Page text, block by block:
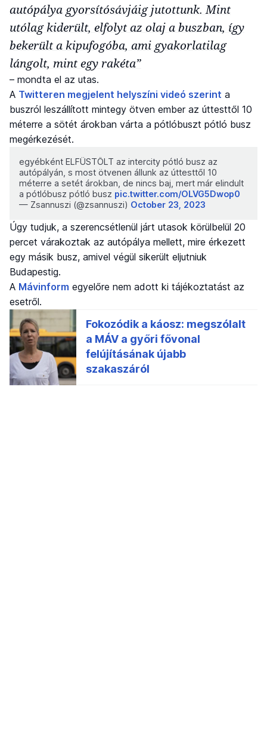
autópálya gyorsítósávjáig jutottunk. Mint
utólag kiderült, elfolyt az olaj a buszban, így
bekerült a kipufogóba, ami gyakorlatilag
lángolt, mint egy rakéta”
– mondta el az utas.
A Twitteren megjelent helyszíni videó szerint a
buszról leszállított mintegy ötven ember az úttesttől 10
méterre a sötét árokban várta a pótlóbuszt pótló busz
megérkezését.
egyébként ELFÜSTÖLT az intercity pótló busz az
autópályán, s most ötvenen állunk az úttesttől 10
méterre a setét árokban, de nincs baj, mert már elindult
a pótlóbusz pótló busz pic.twitter.com/OLVG5Dwop0
— Zsannuszi (@zsannuszi) October 23, 2023
Úgy tudjuk, a szerencsétlenül járt utasok körülbelül 20
percet várakoztak az autópálya mellett, mire érkezett
egy másik busz, amivel végül sikerült eljutniuk
Budapestig.
A Mávinform egyelőre nem adott ki tájékoztatást az
esetről.